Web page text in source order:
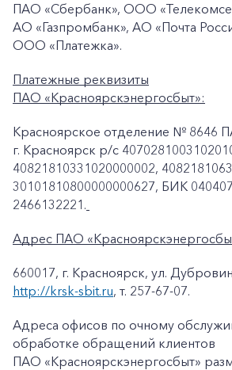
ПАО «Сбербанк», ООО
АО «Газпромбанк», АО «Почта
ООО «Платежка».
Платежные реквизиты
ПАО «Красноярскэнергосбыт»:
Красноярское отделение № 8646
г. Красноярск p/c
40821810331020000002,
30101810800000000627, БИК
2466132221.
Адрес ПАО
660017, г. Красноярск, ул.
http://krsk-sbit.ru, т. 257-67-07.
Адреса офисов по очному
обработке обращений клиентов
ПАО «Красноярскэнергосбыт»